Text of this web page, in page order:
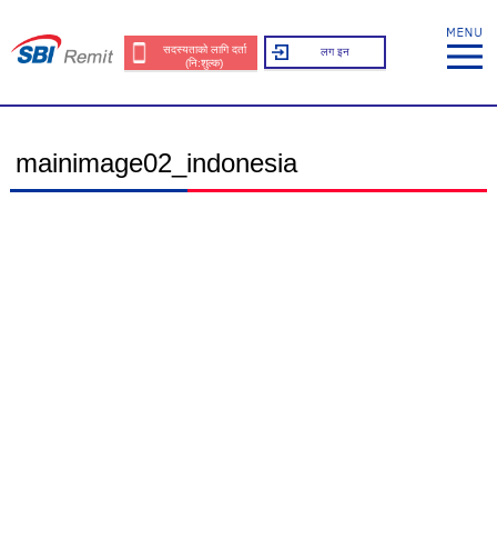
सदस्यताको लागि दर्ता
(नि:शुल्क)
लग इन
mainimage02_indonesia